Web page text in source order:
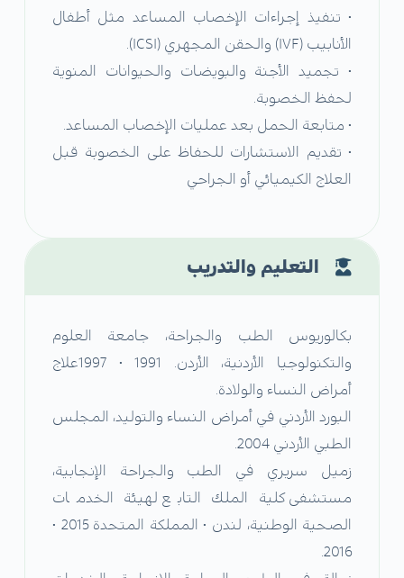
• تنفيذ إجراءات الإخصاب المساعد مثل أطفال
الأنابيب (IVF) والحقن المجهري (ICSI).
• تجميد الأجنة والبويضات والحيوانات المنوية
لحفظ الخصوبة.
• متابعة الحمل بعد عمليات الإخصاب المساعد.
• تقديم الاستشارات للحفاظ على الخصوبة قبل
العلاج الكيميائي أو الجراحي
التعليم والتدريب
بكالوريوس الطب والجراحة، جامعة العلوم
والتكنولوجيا الأردنية، الأردن. 1991 • 1997علاج
أمراض النساء والولادة.
البورد الأردني في أمراض النساء والتوليد، المجلس
الطبي الأردني 2004.
زميل سريري في الطب والجراحة الإنجابية،
مستشفى كلية الملك التابع لهيئة الخدمات
الصحية الوطنية، لندن • المملكة المتحدة 2015 •
2016.